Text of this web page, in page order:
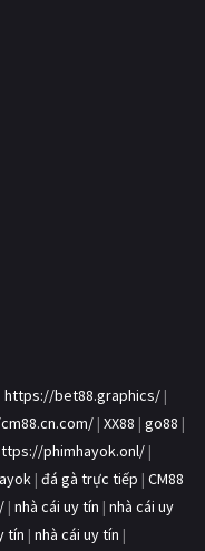
https://bet88.graphics/ |
| XX88 | go88 |
phimhayok.onl/ |
| đá gà trực tiếp | CM88
| nhà cái uy tín | nhà cái uy
tín | nhà cái uy tín |